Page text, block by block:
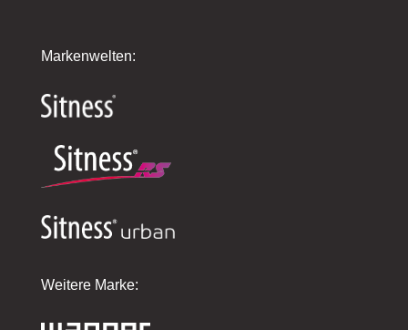
Markenwelten:
Weitere Marke: